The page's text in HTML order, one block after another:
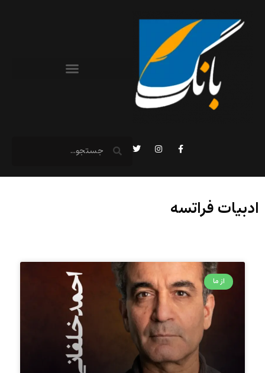
ادبیات فراتسه
از ما